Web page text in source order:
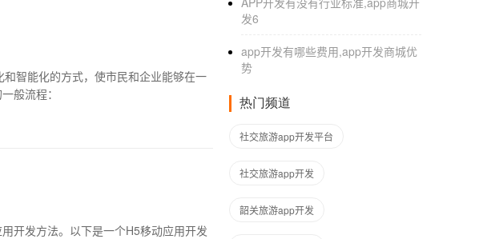
智能化的方式，使市民和企业能够在一
般流程：
开发方法。以下是一个H5移动应用开发
发6
app开发有哪些费用,app开发商城优
势
热门频道
社交旅游app开发平台
社交旅游app开发
韶关旅游app开发